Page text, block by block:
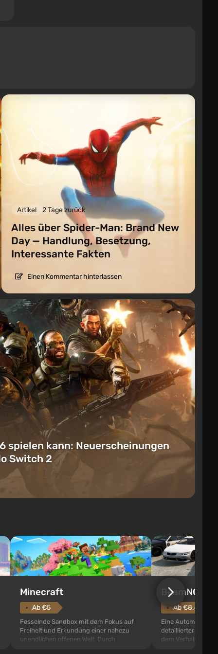
Artikel 2 Tage zurück
Alles über Spider-Man: Brand New
Day — Handlung, Besetzung,
Interessante Fakten
Einen Kommentar hinterlassen
spielen kann: Neuerscheinungen
Switch 2
Minecraft
Ab €5
Fesselnde Sandbox mit dem Fokus auf
Freiheit und Erkundung einer nahezu
unendlichen offenen Welt. Durch
Ab €8.48
Eine Automobil-
detaillierter Physik
dem Verhalten
Jede Kollision,